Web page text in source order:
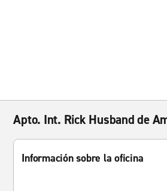
Apto. Int. Rick Husband de
Información sobre la oficina